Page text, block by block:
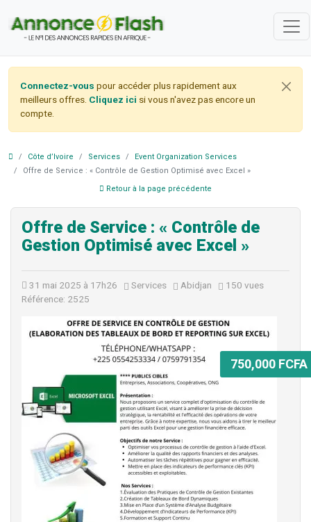
Connectez-vous pour accéder plus rapidement aux
meilleurs offres. Cliquez ici si vous n'avez pas encore un
compte.
Côte d’Ivoire Services
Event Organization Services
Offre de Service : « Contrôle de Gestion Optimisé avec Excel »
Retour à la page précédente
Offre de Service : « Contrôle de
Gestion Optimisé avec Excel »
31 mai 2025 à 17h26 Services Abidjan
150 vues
Référence: 2525
750,000 FCFA